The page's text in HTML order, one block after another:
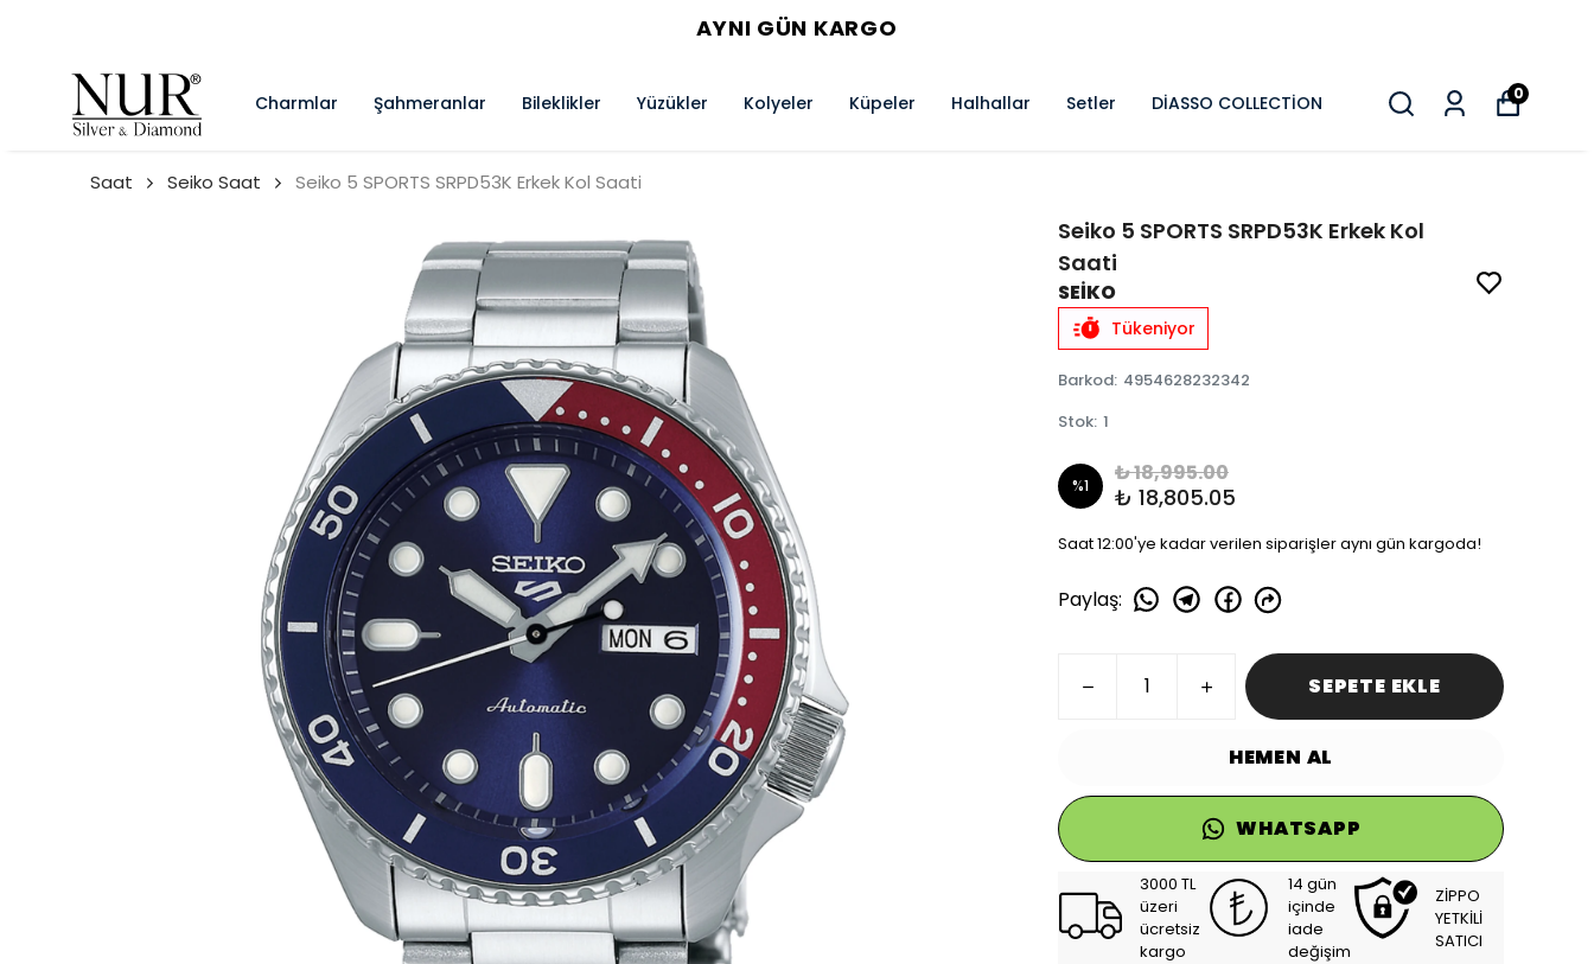
AYNI GÜN KARGO
Charmlar Şahmeranlar Bileklikler Yüzükler Kolyeler Küpeler Halhallar Setler DİASSO COLLECTİON 0
Saat Seiko Saat Seiko 5 SPORTS SRPD53K Erkek Kol Saati
Seiko 5 SPORTS SRPD53K Erkek Kol
Saati
SEİKO
Tükeniyor
Barkod: 4954628232342
Stok: 1
%1 ₺ 18,995.00
₺ 18,805.05
Saat 12:00'ye kadar verilen siparişler aynı gün kargoda!
Paylaş:
SEPETE EKLE
HEMEN AL
WHATSAPP
3000 TL
üzeri
ücretsiz
kargo
14 gün
içinde
iade
değişim
ZİPPO
YETKİLİ
SATICI